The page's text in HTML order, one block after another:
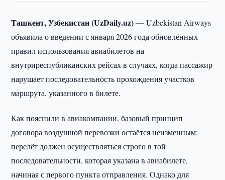
Ташкент, Узбекистан (UzDaily.uz) —Uzbekistan Airways
объявила о введении с января 2026 года обновлённых
правил использования авиабилетов на
внутриреспубликанских рейсах в случаях, когда пассажир
нарушает последовательность прохождения участков
маршрута, указанного в билете.
Как пояснили в авиакомпании, базовый принцип
договора воздушной перевозки остаётся неизменным:
перелёт должен осуществляться строго в той
последовательности, которая указана в авиабилете,
начиная с первого пункта отправления. Однако для